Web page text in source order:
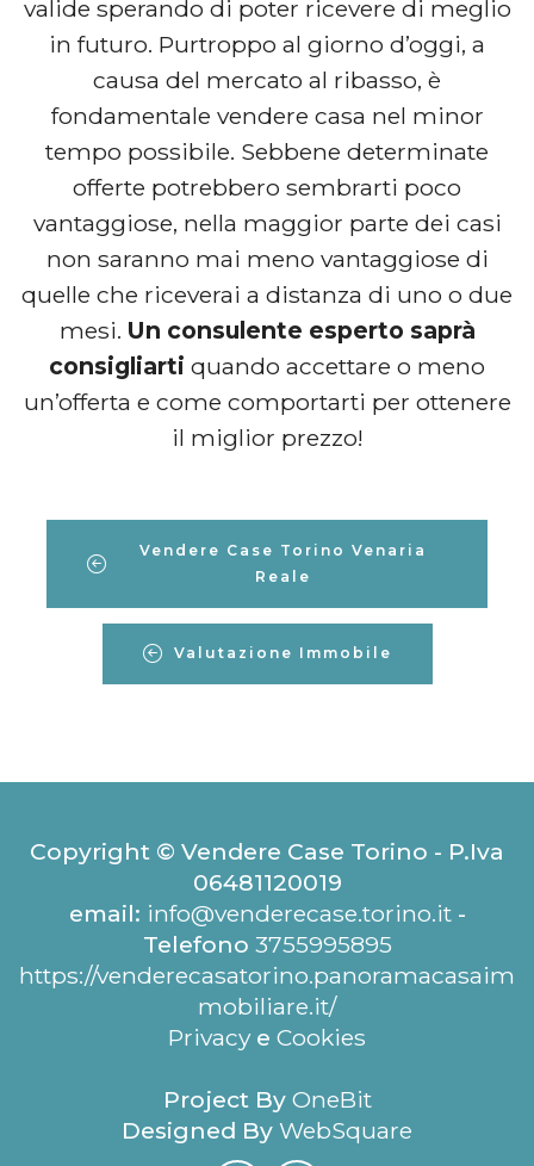
valide sperando di poter ricevere di meglio
in futuro. Purtroppo al giorno d’oggi, a
causa del mercato al ribasso, è
fondamentale vendere casa nel minor
tempo possibile. Sebbene determinate
offerte potrebbero sembrarti poco
vantaggiose, nella maggior parte dei casi
non saranno mai meno vantaggiose di
quelle che riceverai a distanza di uno o due
mesi. Un consulente esperto saprà
consigliarti quando accettare o meno
un’offerta e come comportarti per ottenere
il miglior prezzo!
Vendere Case Torino Venaria
Reale
Valutazione Immobile
Copyright © Vendere Case Torino - P.Iva
06481120019
email: info@venderecase.torino.it-
Telefono 3755995895
https://venderecasatorino.panoramacasaim
mobiliare.it/
Privacy e Cookies
Project By OneBit
Designed By WebSquare